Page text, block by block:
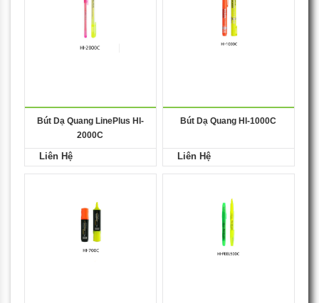
Bút Dạ Quang LinePlus HI-
2000C
Liên Hệ
Bút Dạ Quang HI-1000C
Liên Hệ